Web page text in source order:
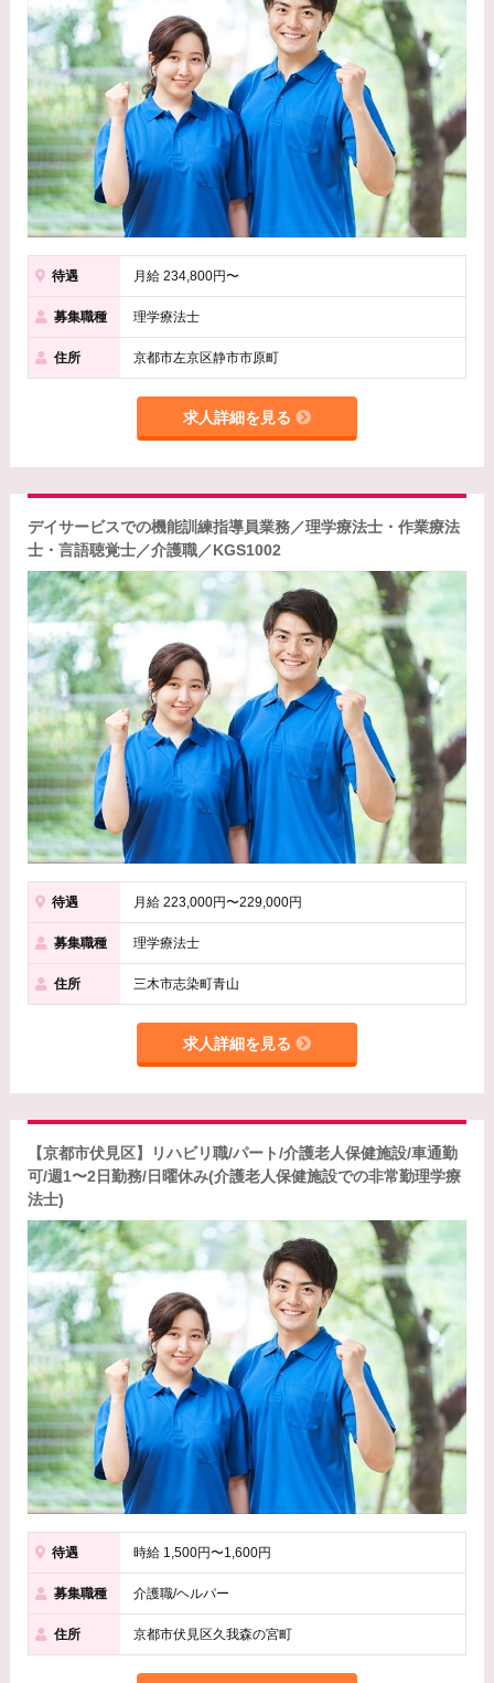
待遇 月給 234,800円〜
募集職種 理学療法士
住所 京都市左京区静市市原町
求人詳細を見る
デイサービスでの機能訓練指導員業務／理学療法士・作業療法
士・言語聴覚士／介護職／KGS1002
待遇 月給 223,000円〜229,000円
募集職種 理学療法士
住所 三木市志染町青山
求人詳細を見る
【京都市伏見区】リハビリ職/パート/介護老人保健施設/車通勤
可/週1〜2日勤務/日曜休み(介護老人保健施設での非常勤理学療
法士)
待遇 時給 1,500円〜1,600円
募集職種 介護職/ヘルパー
住所 京都市伏見区久我森の宮町